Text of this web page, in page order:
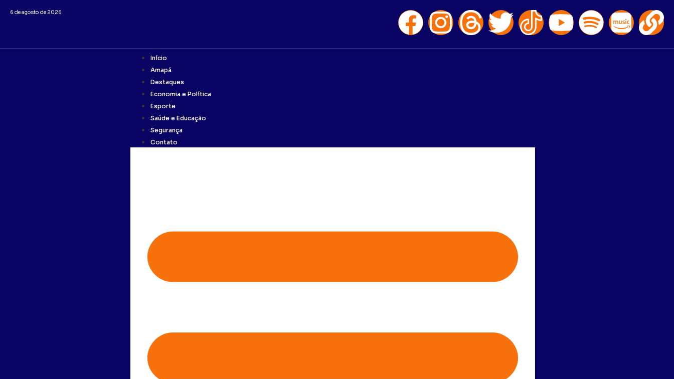
6 de agosto de 2026
Início
Amapá
Destaques
Economia e Política
Esporte
Saúde e Educação
Segurança
Contato